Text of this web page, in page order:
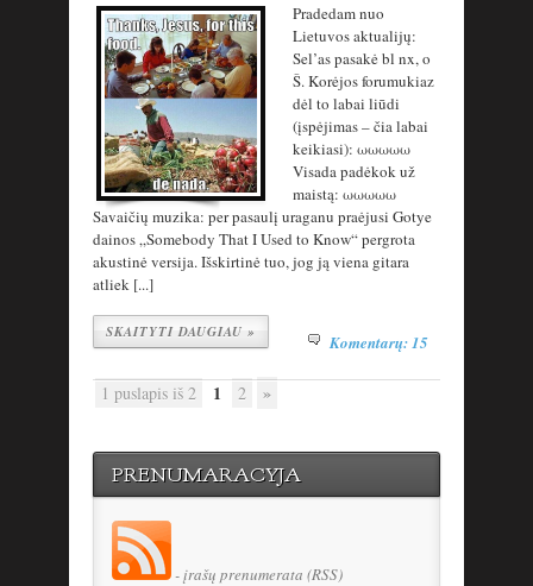
Pradedam nuo
Lietuvos aktualijų:
Sel’as pasakė bl nx, o
Š. Korėjos forumukiaz
dėl to labai liūdi
(įspėjimas – čia labai
keikiasi): ωωωωω
Visada padėkok už
maistą: ωωωωω
Savaičių muzika: per pasaulį uraganu praėjusi Gotye
dainos „Somebody That I Used to Know“ pergrota
akustinė versija. Išskirtinė tuo, jog ją viena gitara
atliek [...]
SKAITYTI DAUGIAU » Komentarų: 15
1 puslapis iš 2 1 2 »
PRENUMARACYJA
- įrašų prenumerata (RSS)